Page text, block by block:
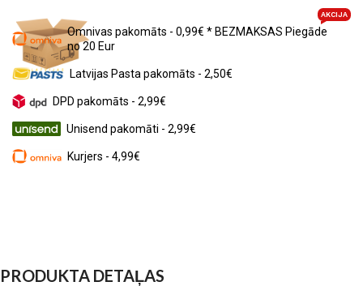
Omnivas pakomāts - 0,99€ * BEZMAKSAS Piegāde
no 20 Eur
AKCIJA
Latvijas Pasta pakomāts - 2,50€
DPD pakomāts - 2,99€
Unisend pakomāti - 2,99€
Kurjers - 4,99€
PRODUKTA DETAĻAS